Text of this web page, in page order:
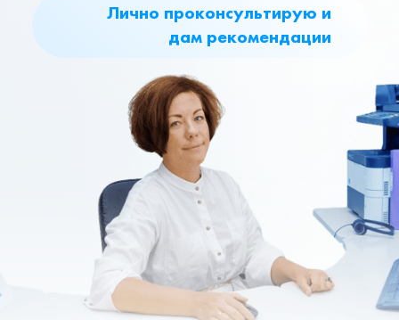
Лично проконсультирую и
дам рекомендации